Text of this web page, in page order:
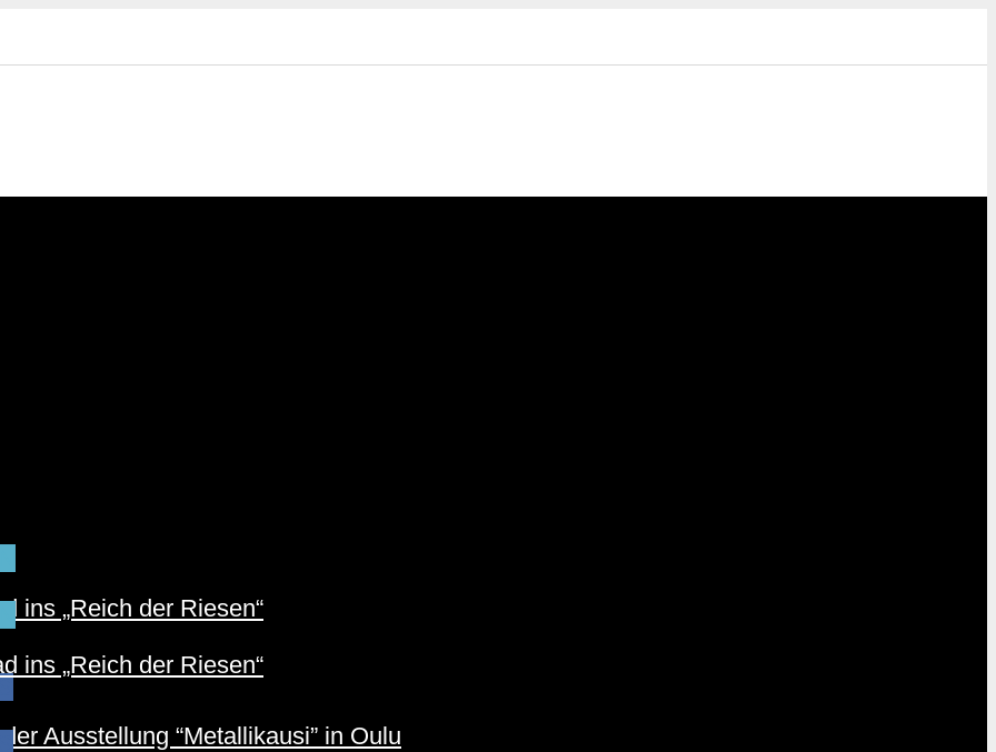
ins „Reich der Riesen“
Ausstellung “Metallikausi” in Oulu
ins „Reich der Riesen“